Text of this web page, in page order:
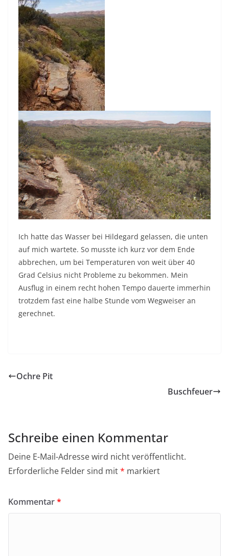
Ich hatte das Wasser bei Hildegard gelassen, die unten
auf mich wartete. So musste ich kurz vor dem Ende
abbrechen, um bei Temperaturen von weit über 40
Grad Celsius nicht Probleme zu bekommen. Mein
Ausflug in einem recht hohen Tempo dauerte immerhin
trotzdem fast eine halbe Stunde vom Wegweiser an
gerechnet.
Ochre Pit
Buschfeuer
Schreibe einen Kommentar
Deine E-Mail-Adresse wird nicht veröffentlicht.
Erforderliche Felder sind mit* markiert
Kommentar*